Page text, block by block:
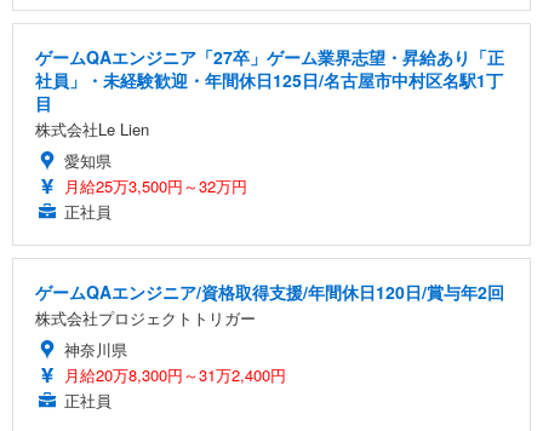
ゲームQAエンジニア「27卒」ゲーム業界志望・昇給あり「正
社員」・未経験歓迎・年間休日125日/名古屋市中村区名駅1丁
目
株式会社Le Lien
愛知県
月給25万3,500円～32万円
正社員
ゲームQAエンジニア/資格取得支援/年間休日120日/賞与年2回
株式会社プロジェクトトリガー
神奈川県
月給20万8,300円～31万2,400円
正社員